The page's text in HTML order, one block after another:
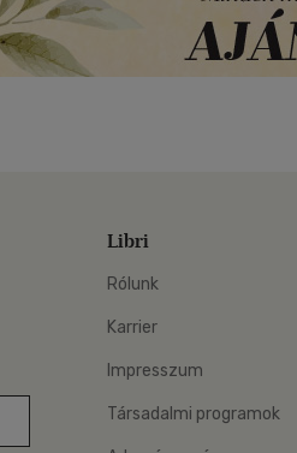
Libri
Rólunk
Karrier
Impresszum
Társadalmi programok